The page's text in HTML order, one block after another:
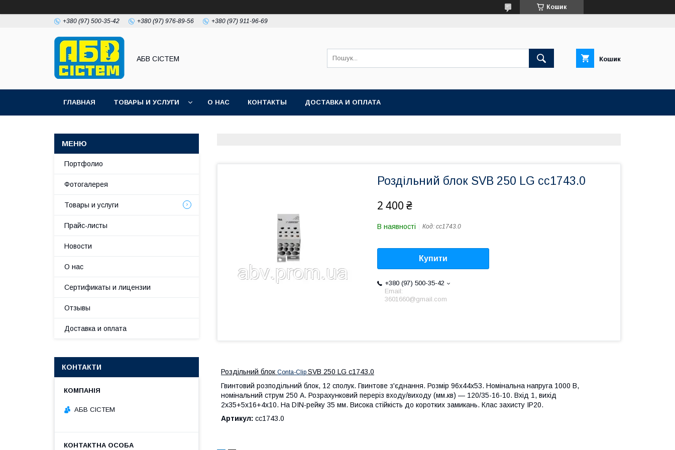
Кошик
+380 (97) 500-35-42 +380 (97) 976-89-56 +380 (97) 911-96-69
АБВ СІСТЕМ Кошик
ГЛАВНАЯ ТОВАРЫ И УСЛУГИ О НАС КОНТАКТЫ ДОСТАВКА И ОПЛАТА
Роздільний блок SVB 250 LG сс1743.0
2 400 ₴
В наявності Код: cc1743.0
Купити
+380 (97) 500-35-42
Email:
3601660@gmail.com
Роздільний блок Conta-Clip SVB 250 LG с1743.0
Гвинтовий розподільний блок, 12 сполук. Гвинтове з'єднання. Розмір 96х44х53. Номінальна напруга 1000 В,
номінальний струм 250 А. Розрахунковий переріз входу/виходу (мм.кв) — 120/35-16-10. Вхід 1, вихід
2х35+5х16+4х10. На DIN-рейку 35 мм. Висока стійкість до коротких замикань. Клас захисту IP20.
Артикул: сс1743.0
Портфолио
Фотогалерея
Товары и услуги
Прайс-листы
Новости
О нас
Сертификаты и лицензии
Отзывы
Доставка и оплата
КОНТАКТИ
АБВ СІСТЕМ